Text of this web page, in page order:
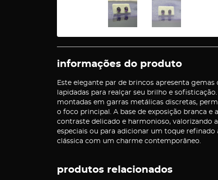
informações do produto
Este elegante par de brincos apresenta
lapidadas para realçar seu brilho e
montadas em garras metálicas discretas,
o foco principal. A base de exposição branca
contraste delicado e harmonioso, valorizando
especiais ou para adicionar um toque
clássica com um charme contemporâneo.
produtos relacionados